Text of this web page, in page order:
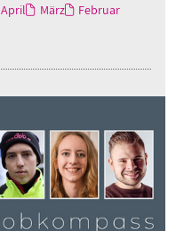
April März
Februar